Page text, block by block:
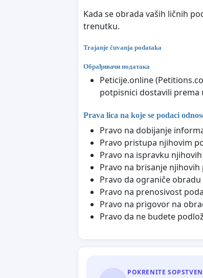
Kada se obrada vaših ličnih
trenutku.
Trajanje čuvanja podataka
Обрађивачи података
Peticije.online
potpisnici dostavili
Prava lica na koje se podaci
Pravo na dobijanje
Pravo pristupa njihovim
Pravo na ispravku
Pravo na brisanje
Pravo da ograniče
Pravo na prenosivost
Pravo na prigovor na
Pravo da ne budete
POKRENITE